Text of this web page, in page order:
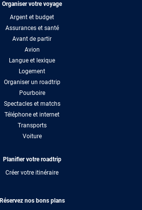
Organiser votre voyage
Argent et budget
Assurances et santé
Avant de partir
Avion
Langue et lexique
Logement
Organiser un roadtrip
Pourboire
Spectacles et matchs
Téléphone et internet
Transports
Voiture
Planifier votre roadtrip
Créer votre itinéraire
Réservez nos bons plans